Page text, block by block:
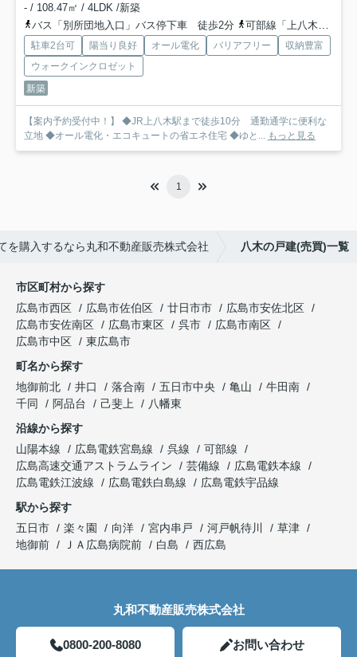
- / 108.47㎡ / 4LDK /新築
バス「別所団地入口」バス停下車 徒歩2分
可部線「上八木」駅 徒歩10分
駐車2台可 陽当り良好 オール電化 バリアフリー
収納豊富
ウォークインクロゼット
新築
【案内予約受付中！】 ◆JR上八木駅まで徒歩10分 通勤通学に便利な
立地 ◆オール電化・エコキュートの省エネ住宅 ◆ゆと... もっと見る
1
を購入するなら丸和不動産販売株式会社 八木の戸建(売買)一覧
市区町村から探す
広島市西区
広島市佐伯区 廿日市市
広島市安佐北区
広島市安佐南区
広島市東区 呉市
広島市南区
広島市中区
東広島市
町名から探す
地御前北
井口 落合南 五日市中央 亀山
牛田南
千同
阿品台 己斐上
八幡東
沿線から探す
山陽本線
広島電鉄宮島線 呉線
可部線
広島高速交通アストラムライン
芸備線
広島電鉄本線
広島電鉄江波線
広島電鉄白島線
広島電鉄宇品線
駅から探す
五日市
楽々園 向洋 宮内串戸 河戸帆待川
草津
地御前
ＪＡ広島病院前 白島 西広島
丸和不動産販売株式会社
0800-200-8080 お問い合わせ